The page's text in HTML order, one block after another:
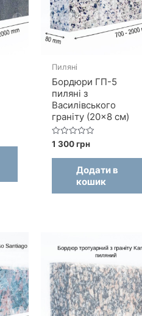
Пиляні
Бордюри ГП-5
пиляні з
Василівського
граніту (20×8 см)
Оцінено
в
0
1 300грн
Додати в
кошик